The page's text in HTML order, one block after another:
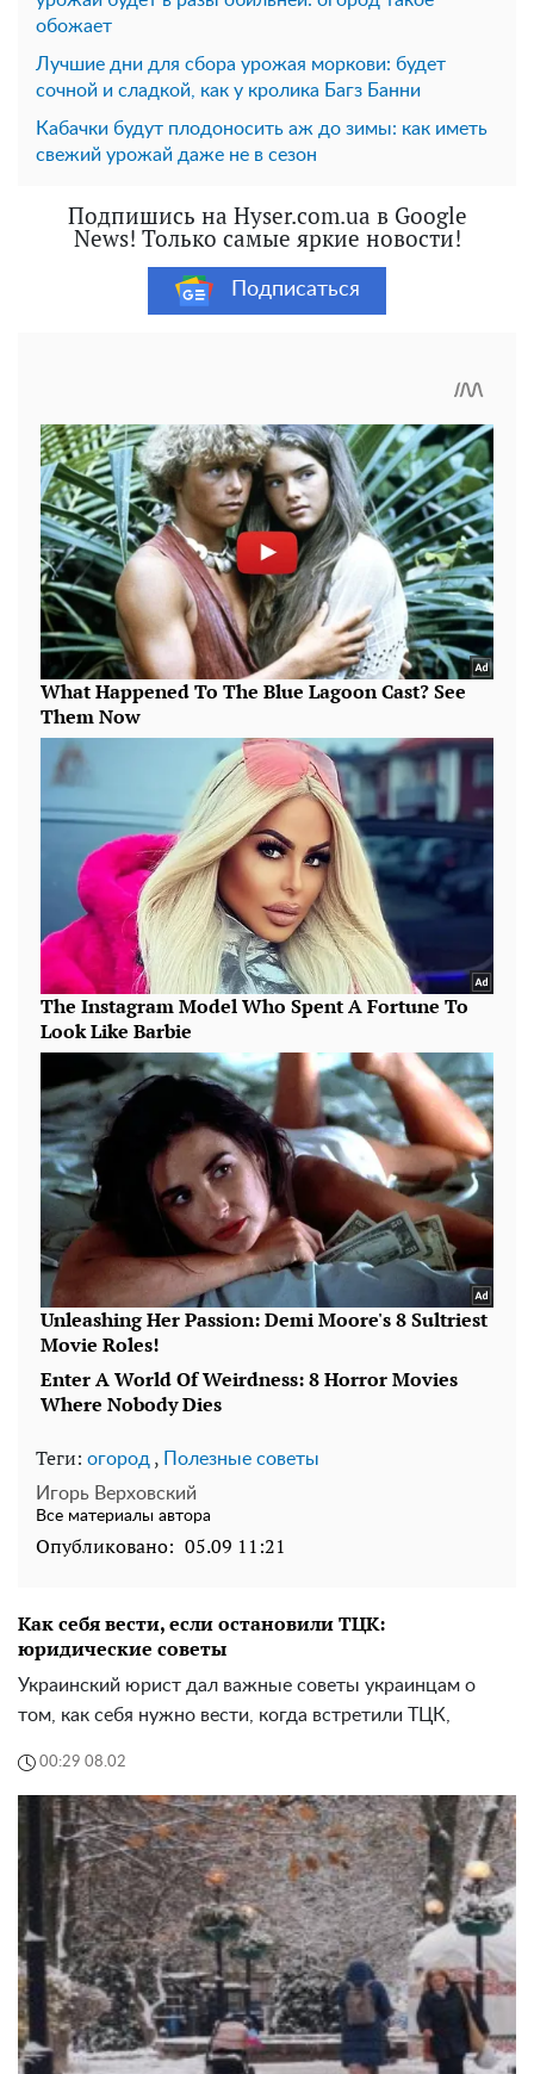
обожает
Лучшие дни для сбора урожая моркови: будет
сочной и сладкой, как у кролика Багз Банни
Кабачки будут плодоносить аж до зимы: как иметь
свежий урожай даже не в сезон
Подпишись на Hyser.com.ua в Google
News! Только самые яркие новости!
Подписаться
Теги: огород ,
Полезные советы
Игорь Верховский
Все материалы автора
Опубликовано: 05.09 11:21
Как себя вести, если остановили ТЦК:
юридические советы
Украинский юрист дал важные советы украинцам о
том, как себя нужно вести, когда встретили ТЦК,
00:29 08.02